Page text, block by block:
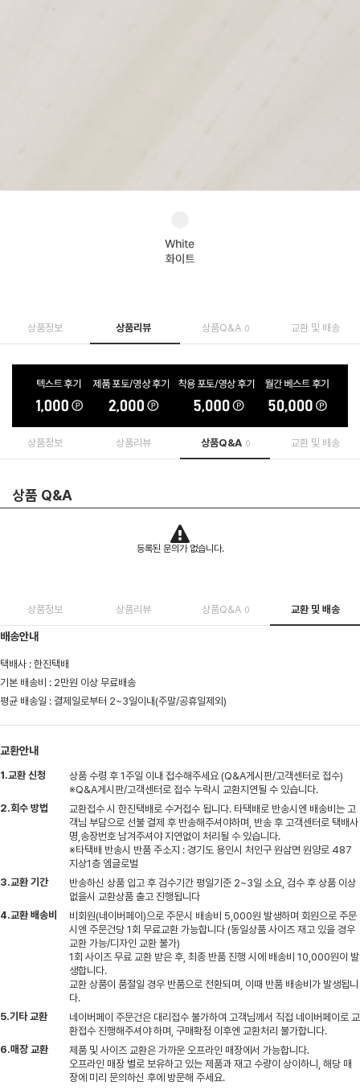
상품정보 상품리뷰 상품Q&A 0 교환 및 배송
상품정보 상품리뷰 상품Q&A 0 교환 및 배송
상품 Q&A
등록된 문의가 없습니다.
상품정보 상품리뷰 상품Q&A 0 교환 및 배송
배송안내
택배사 : 한진택배
기본 배송비 : 2만원 이상 무료배송
평균 배송일 : 결제일로부터 2~3일이내(주말/공휴일제외)
교환안내
1.교환 신청
상품 수령 후 1주일 이내 접수해주세요 (Q&A게시판/고객센터로 접수)
※Q&A게시판/고객센터로 접수 누락시 교환지연될 수 있습니다.
2.회수 방법
교환접수 시 한진택배로 수거접수 됩니다. 타택배로 반송시엔 배송비는 고
객님 부담으로 선불 결제 후 반송해주셔야하며, 반송 후 고객센터로 택배사
명,송장번호 남겨주셔야 지연없이 처리될 수 있습니다.
※타택배 반송시 반품 주소지 : 경기도 용인시 처인구 원삼면 원양로 487
지상1층 엠글로벌
3.교환 기간
반송하신 상품 입고 후 검수기간 평일기준 2~3일 소요, 검수 후 상품 이상
없을시 교환상품 출고 진행됩니다
4.교환 배송비
비회원(네이버페이)으로 주문시 배송비 5,000원 발생하며 회원으로 주문
시엔 주문건당 1회 무료교환 가능합니다 (동일상품 사이즈 재고 있을 경우
교환 가능/디자인 교환 불가)
1회 사이즈 무료 교환 받은 후, 최종 반품 진행 시에 배송비 10,000원이 발
생합니다.
교환 상품이 품절일 경우 반품으로 전환되며, 이때 반품 배송비가 발생됩니
다.
5.기타 교환
네이버페이 주문건은 대리접수 불가하여 고객님께서 직접 네이버페이로 교
환접수 진행해주셔야 하며, 구매확정 이후엔 교환처리 불가합니다.
6.매장 교환
제품 및 사이즈 교환은 가까운 오프라인 매장에서 가능합니다.
오프라인 매장 별로 보유하고 있는 제품과 재고 수량이 상이하니, 해당 매
장에 미리 문의하신 후에 방문해 주세요.